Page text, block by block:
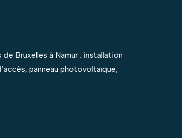
Bruxelles à Namur : installation
panneau photovoltaïque,